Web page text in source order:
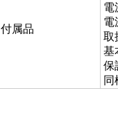
付属品
電
電
取
基
保
同